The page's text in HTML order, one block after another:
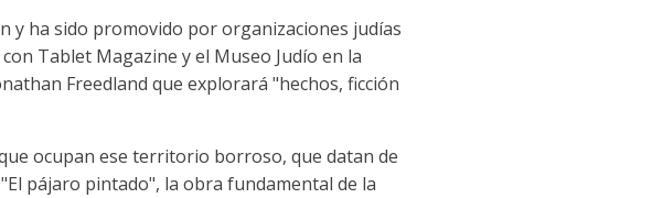
y ha sido promovido por organizaciones judías
Tablet Magazine y el Museo Judío en la
Freedland que explorará "hechos, ficción
ocupan ese territorio borroso, que datan de
pájaro pintado", la obra fundamental de la